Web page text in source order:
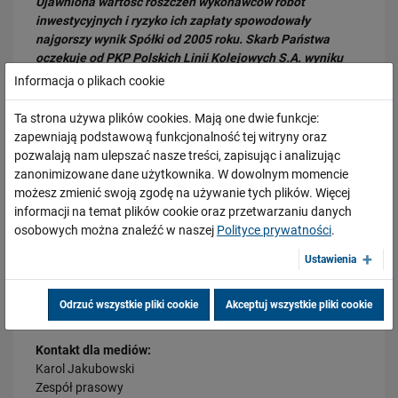
inwestycyjnych i ryzyko ich zapłaty spowodowały
najgorszy wynik Spółki od 2005 roku. Skarb Państwa
oczekuje od PKP Polskich Linii Kolejowych S.A. wyniku
finansowego w okolicach zera, a w poprzednim roku
Wyborski, prezes Zarządu PKP Polskich Linii Kolejowych
S.A.
Kontakt dla mediów:
Karol Jakubowski
Zespół prasowy
PRZECZYTAJ
30.07.2026
Nowy wiadukt w Żorach otwarty. Bezpieczniejsze przejazdy,
sprawniejsza…
Informacja o plikach cookie
Ta strona używa plików cookies. Mają one dwie funkcje:
zapewniają podstawową funkcjonalność tej witryny oraz
pozwalają nam ulepszać nasze treści, zapisując i analizując
zanonimizowane dane użytkownika. W dowolnym momencie
możesz zmienić swoją zgodę na używanie tych plików. Więcej
informacji na temat plików cookie oraz przetwarzaniu danych
osobowych można znaleźć w naszej Polityce prywatności.
Ustawienia
Odrzuć wszystkie pliki cookie Akceptuj wszystkie pliki cookie